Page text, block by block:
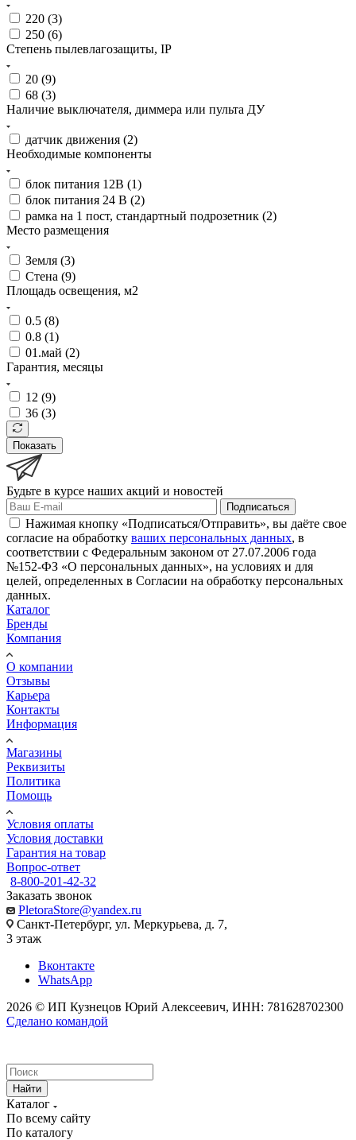
220 (3)
250 (6)
Степень пылевлагозащиты, IP
20 (9)
68 (3)
Наличие выключателя, диммера или пульта ДУ
датчик движения (2)
Необходимые компоненты
блок питания 12В (1)
блок питания 24 В (2)
рамка на 1 пост, стандартный подрозетник (2)
Место размещения
Земля (3)
Стена (9)
Площадь освещения, м2
0.5 (8)
0.8 (1)
01.май (2)
Гарантия, месяцы
12 (9)
36 (3)
Показать
Будьте в курсе наших акций и новостей
Подписаться
Нажимая кнопку «Подписаться/Отправить», вы даёте свое
согласие на обработку ваших персональных данных, в
соответствии с Федеральным законом от 27.07.2006 года
№152-ФЗ «О персональных данных», на условиях и для
целей, определенных в Согласии на обработку персональных
данных.
Каталог
Бренды
Компания
О компании
Отзывы
Карьера
Контакты
Информация
Магазины
Реквизиты
Политика
Помощь
Условия оплаты
Условия доставки
Гарантия на товар
Вопрос-ответ
8-800-201-42-32
Заказать звонок
PletoraStore@yandex.ru
Санкт-Петербург, ул. Меркурьева, д. 7,
3 этаж
Вконтакте
WhatsApp
2026 © ИП Кузнецов Юрий Алексеевич, ИНН: 781628702300
Сделано командой
Найти
Каталог
По всему сайту
По каталогу